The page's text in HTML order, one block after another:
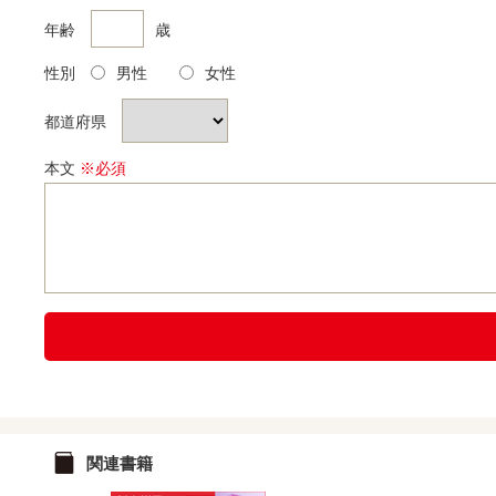
年齢 歳
性別 男性 女性
都道府県
本文 ※必須
関連書籍